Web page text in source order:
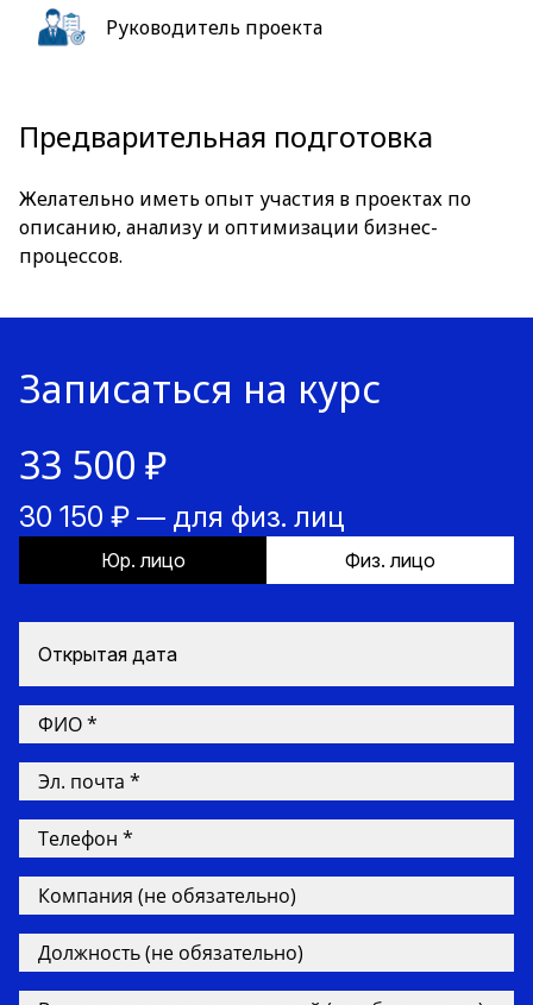
Руководитель проекта
Предварительная подготовка
Желательно иметь опыт участия в проектах по
описанию, анализу и оптимизации бизнес-
процессов.
Записаться на курс
33 500 ₽
30 150 ₽ — для физ. лиц
Юр. лицо Физ. лицо
Открытая дата